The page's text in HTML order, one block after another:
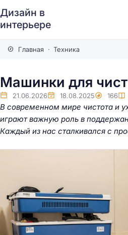
Дизайн в
интерьере
Главная Техника
Машинки для
21.06.2026 18.08.2025 166
В современном мире чистота и
играют важную роль в
Каждый из нас сталкивался с